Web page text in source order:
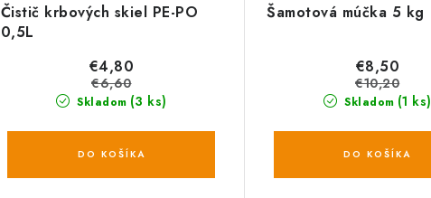
Čistič krbových skiel PE-PO
0,5L
Skladom (3 ks)
€4,80
€6,60
DO KOŠÍKA
Šamotová múčka 5 kg
Skladom (1 ks)
€8,50
€10,20
DO KOŠÍKA